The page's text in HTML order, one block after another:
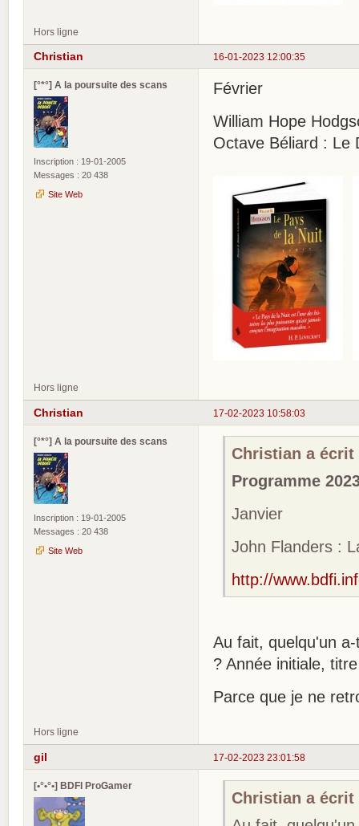
Hors ligne
16-01-2023 12:00:35
Christian
[°*°] A la poursuite des scans
Inscription : 19-01-2005
Messages : 20 438
Site Web
Février
William Hope
Octave Béliard : Le
Hors ligne
17-02-2023 10:58:03
Christian
[°*°] A la poursuite des scans
Inscription : 19-01-2005
Messages : 20 438
Site Web
Christian a écrit
Programme
Janvier
John Flanders :
http://
Au fait, quelqu'un
? Année initiale,
Parce que je ne
Hors ligne
17-02-2023 23:01:58
gil
[•°•°•] BDFI ProGamer
Christian a écrit